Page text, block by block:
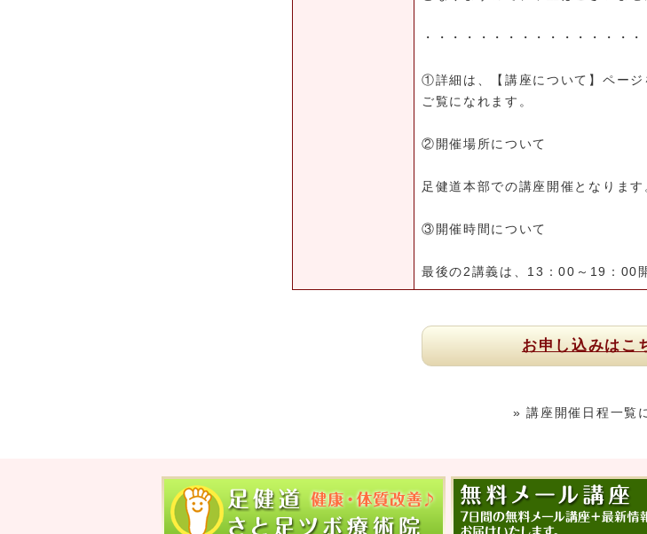
・・・・・・・・・・・・・・・
①詳細は、【講座について】ペー
ご覧になれます。
②開催場所について
足健道本部での講座開催となります
③開催時間について
最後の2講義は、13：00～19：00
お申し込みはこ
» 講座開催日程一覧